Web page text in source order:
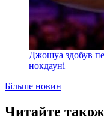
Джошуа здобув
нокдауні
Більше новин
Читайте також